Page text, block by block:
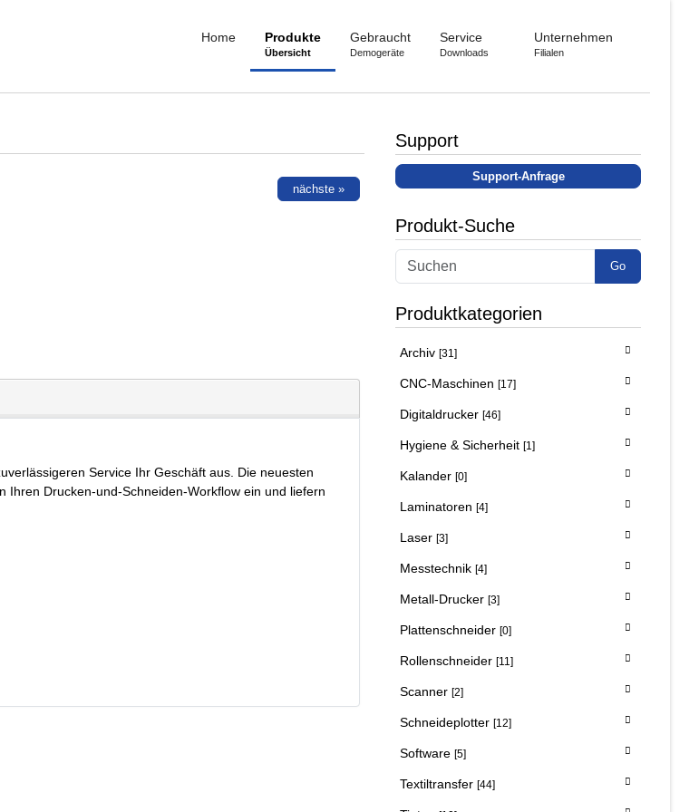
Home Produkte
Übersicht
Gebraucht
Demogeräte
Service
Downloads
Unternehmen
Filialen
nächste »
Service Ihr Geschäft aus. Die neuesten
Ihren Drucken-und-Schneiden-Workflow ein und liefern
Support
Support-Anfrage
Produkt-Suche
Go
Produktkategorien
Archiv [31]
CNC-Maschinen [17]
Digitaldrucker [46]
Hygiene & Sicherheit [1]
Kalander [0]
Laminatoren [4]
Laser [3]
Messtechnik [4]
Metall-Drucker [3]
Plattenschneider [0]
Rollenschneider [11]
Scanner [2]
Schneideplotter [12]
Software [5]
Textiltransfer [44]